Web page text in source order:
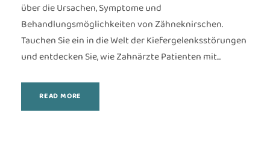
über die Ursachen, Symptome und
Behandlungsmöglichkeiten von Zähneknirschen.
Tauchen Sie ein in die Welt der Kiefergelenksstörungen
und entdecken Sie, wie Zahnärzte Patienten mit...
READ MORE